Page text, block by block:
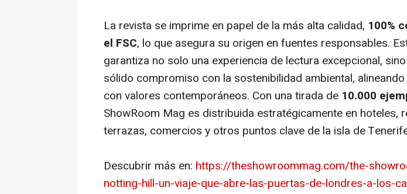
La revista se imprime en papel de la más alta calidad, 100%
el FSC, lo que asegura su origen en fuentes responsables.
garantiza no solo una experiencia de lectura excepcional,
sólido compromiso con la sostenibilidad ambiental,
con valores contemporáneos. Con una tirada de 10.000
ShowRoom Mag es distribuida estratégicamente en hoteles,
terrazas, comercios y otros puntos clave de la isla de
Descubrir más en: https://theshowroommag.com/the-
notting-hill-un-viaje-que-abre-las-puertas-de-londres-a-los-